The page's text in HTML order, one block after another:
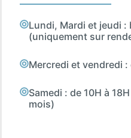
Lundi, Mardi et jeudi :
(uniquement sur
Mercredi et vendredi :
Samedi : de 10H à
mois)